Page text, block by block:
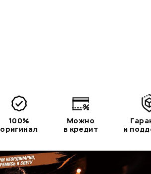
100%
оригинал
Можно
в кредит
и